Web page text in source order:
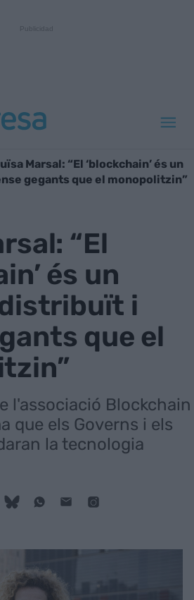
Marsal: “El ‘blockchain’ és un
gegants que el monopolitzin”
“El
és un
i
que el
l'associació Blockchain
que els Governs i els
la tecnologia